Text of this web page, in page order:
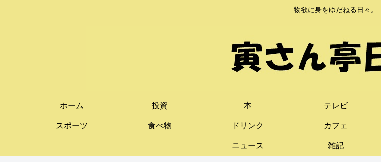
物欲に身をゆだねる日々。
ホーム 投資 本 テレビ
スポーツ 食べ物 ドリンク カフェ
ニュース 雑記